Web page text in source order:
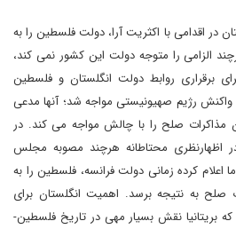
در اقدامی با اکثریت آرا، دولت فلسطین را به
الزامی را متوجه دولت این کشور نمی کند،
برقراری روابط دولت انگلستان و فلسطین
واکنش رژیم صهیونیستی مواجه شد؛ آنها مدعی
مذاکرات صلح را با چالش مواجه می کند. در
اظهارنظری محتاطانه هرچند مصوبه مجلس
اعلام کرده زمانی دولت فرانسه، فلسطین را به
به نتیجه برسد. اهمیت انگلستان برای
بریتانیا نقش بسیار مهی در تاریخ فلسطین-